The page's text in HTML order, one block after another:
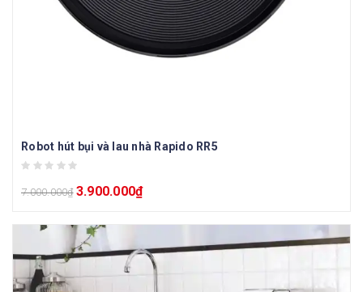
Robot hút bụi và lau nhà Rapido RR5
7.000.000₫ 3.900.000₫